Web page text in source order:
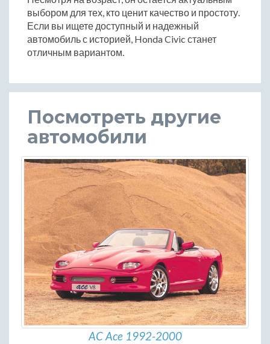
выбором для тех, кто ценит качество и простоту.
Если вы ищете доступный и надежный
автомобиль с историей, Honda Civic станет
отличным вариантом.
Посмотреть другие
автомобили
AC Ace 1992-2000